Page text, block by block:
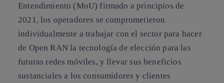
Entendimiento (MoU) firmado a principios de
2021, los operadores se comprometieron
individualmente a trabajar con el sector para hacer
de Open RAN la tecnología de elección para las
futuras redes móviles, y llevar sus beneficios
sustanciales a los consumidores y clientes